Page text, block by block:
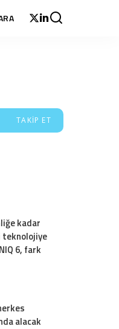
TAKIP ET
kadar
teknolojiye
6, fark
alacak